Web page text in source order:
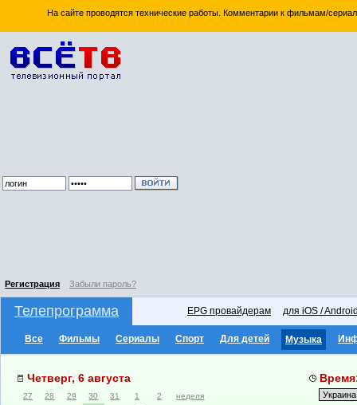
На сайте проводятся технические работы. Комментарии к фильмам/
Регистрация Забыли пароль?
Телепрограмма EPG провайдерам для iOS /
Все Фильмы Сериалы Спорт Для детей Музыка
Четверг, 6 августа
27 28 29 30 31 1 2 неделя